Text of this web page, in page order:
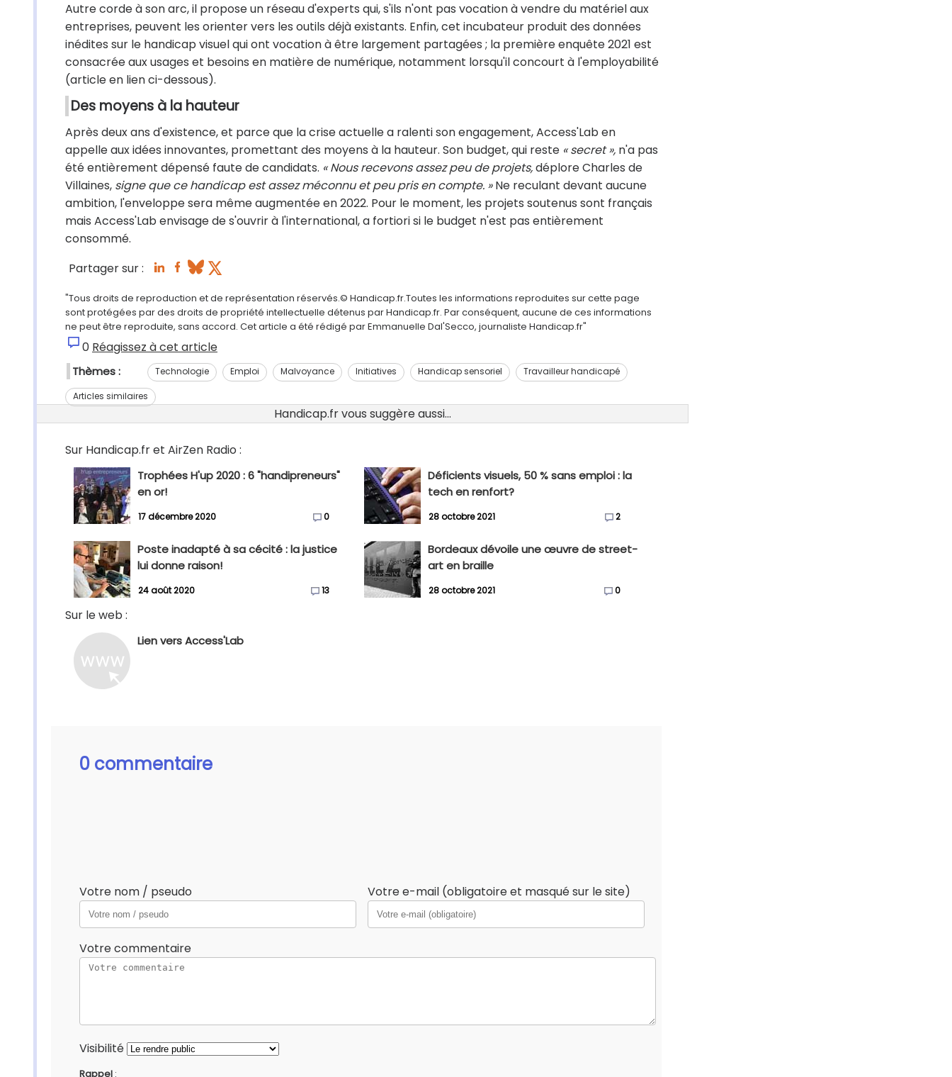
Autre corde à son arc, il propose un réseau d'experts qui, s'ils n'ont pas vocation à vendre du matériel aux
entreprises, peuvent les orienter vers les outils déjà existants. Enfin, cet incubateur produit des données
inédites sur le handicap visuel qui ont vocation à être largement partagées ; la première enquête 2021 est
consacrée aux usages et besoins en matière de numérique, notamment lorsqu'il concourt à l'employabilité
(article en lien ci-dessous).
Des moyens à la hauteur
Après deux ans d'existence, et parce que la crise actuelle a ralenti son engagement, Access'Lab en
appelle aux idées innovantes, promettant des moyens à la hauteur. Son budget, qui reste « secret », n'a pas
été entièrement dépensé faute de candidats. « Nous recevons assez peu de projets,déplore Charles de
Villaines, signe que ce handicap est assez méconnu et peu pris en compte. »Ne reculant devant aucune
ambition, l'enveloppe sera même augmentée en 2022. Pour le moment, les projets soutenus sont français
mais Access'Lab envisage de s'ouvrir à l'international, a fortiori si le budget n'est pas entièrement
consommé.
Partager sur :
"Tous droits de reproduction et de représentation réservés.© Handicap.fr.Toutes les informations reproduites sur cette page
sont protégées par des droits de propriété intellectuelle détenus par Handicap.fr. Par conséquent, aucune de ces informations
ne peut être reproduite, sans accord. Cet article a été rédigé par Emmanuelle Dal'Secco, journaliste Handicap.fr"
0 Réagissez à cet article
Thèmes : Technologie Emploi Malvoyance Initiatives Handicap sensoriel Travailleur handicapé
Articles similaires
Handicap.fr vous suggère aussi...
Sur Handicap.fr et AirZen Radio :
Trophées H'up 2020 : 6 "handipreneurs"
en or!
17 décembre 2020 0
Déficients visuels, 50 % sans emploi : la
tech en renfort?
28 octobre 2021 2
Poste inadapté à sa cécité : la justice
lui donne raison!
24 août 2020 13
Bordeaux dévoile une œuvre de street-
art en braille
28 octobre 2021 0
Sur le web :
Lien vers Access'Lab
0 commentaire
Votre nom / pseudo Votre e-mail (obligatoire et masqué sur le site)
Votre commentaire
Visibilité
Rappel :